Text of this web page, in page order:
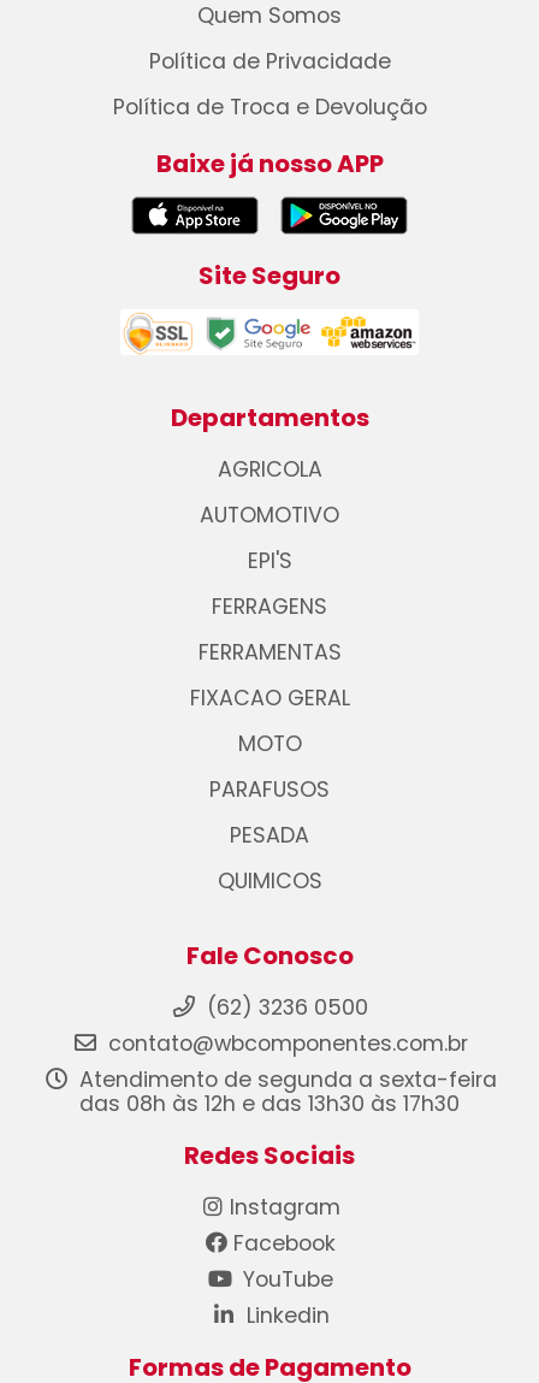
Quem Somos
Política de Privacidade
Política de Troca e Devolução
Baixe já nosso APP
Site Seguro
Departamentos
AGRICOLA
AUTOMOTIVO
EPI'S
FERRAGENS
FERRAMENTAS
FIXACAO GERAL
MOTO
PARAFUSOS
PESADA
QUIMICOS
Fale Conosco
(62) 3236 0500
contato@wbcomponentes.com.br
Atendimento de segunda a sexta-feira
das 08h às 12h e das 13h30 às 17h30
Redes Sociais
Instagram
Facebook
YouTube
Linkedin
Formas de Pagamento